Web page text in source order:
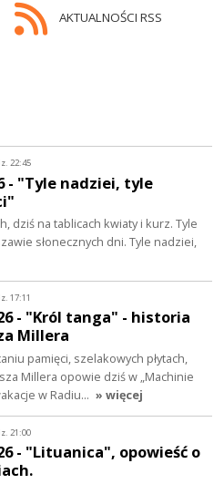
AKTUALNOŚCI RSS
22:45
- "Tyle nadziei, tyle
dziś na tablicach kwiaty i kurz. Tyle
słonecznych dni. Tyle nadziei,
17:11
- "Król tanga" - historia
Millera
pamięci, szelakowych płytach,
Millera opowie dziś w „Machinie
w Radiu… » więcej
21:00
- "Lituanica", opowieść o